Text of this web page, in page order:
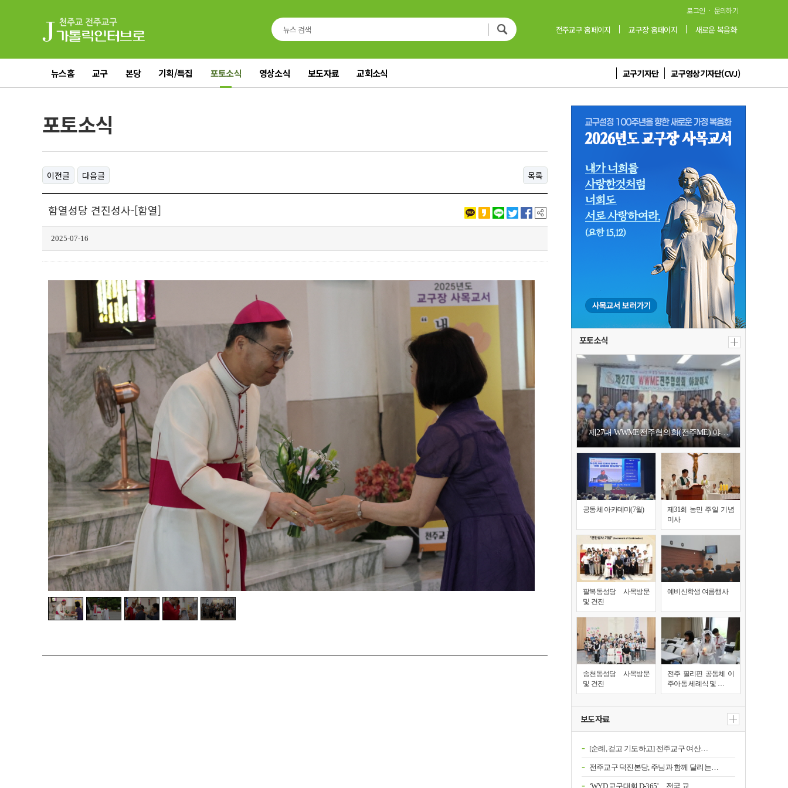
로그인 · 문의하기
전주교구 홈페이지 교구장 홈페이지 새로운 복음화
뉴스홈 교구 본당 기획/특집 포토소식 영상소식 보도자료 교회소식 교구기자단 교구영상기자단(CVJ)
포토소식
이전글 다음글 목록
함열성당 견진성사-[함열]
2025-07-16
포토소식
제27대 WWME전주협의회(전주ME) 야…
공동체 아카데미(7월)
제31회 농민 주일 기념
미사
팔복동성당 사목방문
및 견진
예비신학생 여름행사
송천동성당 사목방문
및 견진
전주 필리핀 공동체 이
주아동 세례식 및 …
보도자료
[순례, 걷고 기도하고] 전주교구 여산…
전주교구 덕진본당, 주님과 함께 달리는…
‘WYD 교구대회 D-365’…전국 교…